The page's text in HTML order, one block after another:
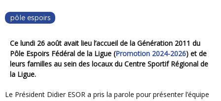
pôle espoirs
Ce lundi 26 août avait lieu l’accueil de la Génération 2011 du
Pôle Espoirs Fédéral de la Ligue (Promotion 2024-2026) et de
leurs familles au sein des locaux du Centre Sportif Régional de
la Ligue.
Le Président Didier ESOR a pris la parole pour présenter l’équipe